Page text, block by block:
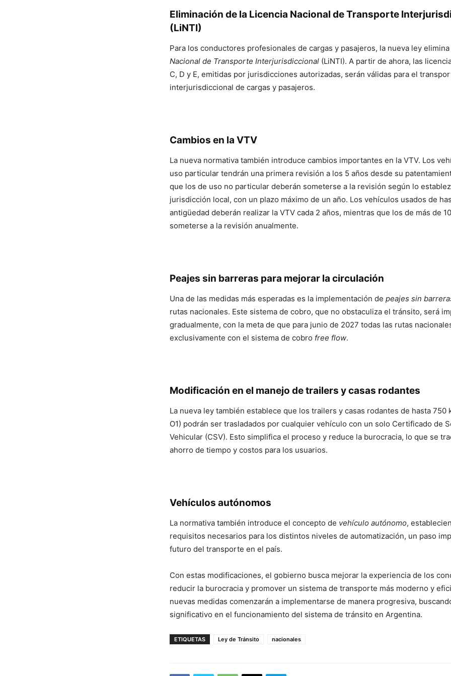
Eliminación de la Licencia Nacional de Transporte
(LiNTI)
Para los conductores profesionales de cargas y pasajeros, la nueva ley
Nacional de Transporte Interjurisdiccional (LiNTI). A partir de ahora, las
C, D y E, emitidas por jurisdicciones autorizadas, serán válidas para el
interjurisdiccional de cargas y pasajeros.
Cambios en la VTV
La nueva normativa también introduce cambios importantes en la VTV. Los
uso particular tendrán una primera revisión a los 5 años desde su
que los de uso no particular deberán someterse a la revisión según lo
jurisdicción local, con un plazo máximo de un año. Los vehículos usados de
antigüedad deberán realizar la VTV cada 2 años, mientras que los de más de
someterse a la revisión anualmente.
Peajes sin barreras para mejorar la circulación
Una de las medidas más esperadas es la implementación de peajes sin
rutas nacionales. Este sistema de cobro, que no obstaculiza el tránsito, será
gradualmente, con la meta de que para junio de 2027 todas las rutas
exclusivamente con el sistema de cobro free flow.
Modificación en el manejo de trailers y casas rodantes
La nueva ley también establece que los trailers y casas rodantes de hasta 750
O1) podrán ser trasladados por cualquier vehículo con un solo Certificado de
Vehicular (CSV). Esto simplifica el proceso y reduce la burocracia, lo que se
ahorro de tiempo y costos para los usuarios.
Vehículos autónomos
La normativa también introduce el concepto de vehículo autónomo,
requisitos necesarios para los distintos niveles de automatización, un paso
futuro del transporte en el país.
Con estas modificaciones, el gobierno busca mejorar la experiencia de los
reducir la burocracia y promover un sistema de transporte más moderno y
nuevas medidas comenzarán a implementarse de manera progresiva,
significativo en el funcionamiento del sistema de tránsito en Argentina.
ETIQUETAS Ley de Tránsito nacionales